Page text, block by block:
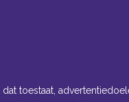
toestaat,